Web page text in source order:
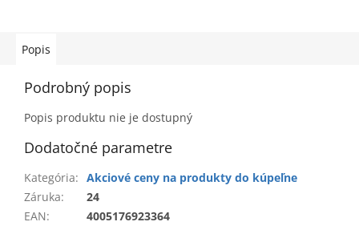
Popis
Podrobný popis
Popis produktu nie je dostupný
Dodatočné parametre
Kategória: Akciové ceny na produkty do kúpeľne
Záruka:
24
EAN: 4005176923364